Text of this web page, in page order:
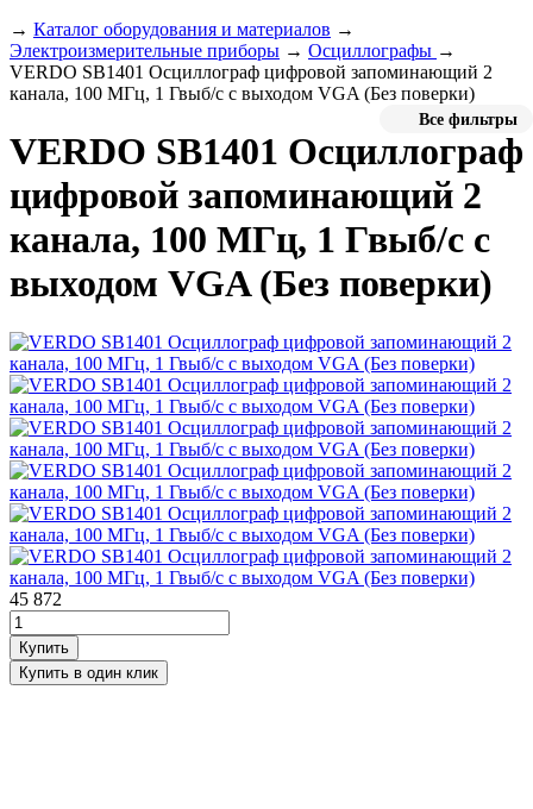
→ Каталог оборудования и материалов →
Электроизмерительные приборы → Осциллографы →
VERDO SB1401 Осциллограф цифровой запоминающий 2
канала, 100 МГц, 1 Гвыб/с с выходом VGA (Без поверки)
Все фильтры
VERDO SB1401 Осциллограф
цифровой запоминающий 2
канала, 100 МГц, 1 Гвыб/с с
выходом VGA (Без поверки)
45 872